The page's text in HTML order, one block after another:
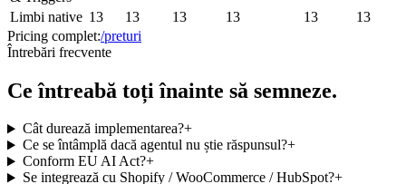
Limbi native 13 13 13 13 13
13
Pricing complet:/preturi
Întrebări frecvente
Ce întreabă toți înainte să semneze.
Cât durează implementarea?+
Ce se întâmplă dacă agentul nu știe răspunsul?+
Conform EU AI Act?+
Se integrează cu Shopify / WooCommerce / HubSpot?+